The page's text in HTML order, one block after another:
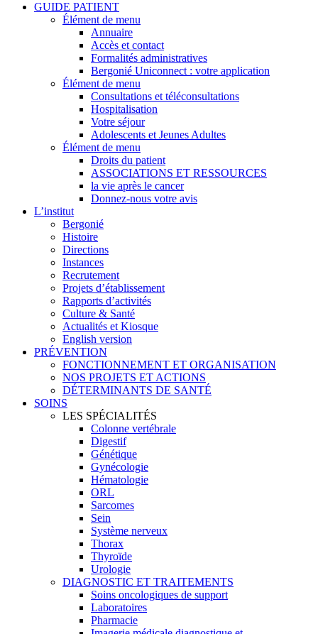
GUIDE PATIENT
Élément de menu
Annuaire
Accès et contact
Formalités administratives
Bergonié Uniconnect : votre application
Élément de menu
Consultations et téléconsultations
Hospitalisation
Votre séjour
Adolescents et Jeunes Adultes
Élément de menu
Droits du patient
ASSOCIATIONS ET RESSOURCES
la vie après le cancer
Donnez-nous votre avis
L’institut
Bergonié
Histoire
Directions
Instances
Recrutement
Projets d’établissement
Rapports d’activités
Culture & Santé
Actualités et Kiosque
English version
PRÉVENTION
FONCTIONNEMENT ET ORGANISATION
NOS PROJETS ET ACTIONS
DÉTERMINANTS DE SANTÉ
SOINS
LES SPÉCIALITÉS
Colonne vertébrale
Digestif
Génétique
Gynécologie
Hématologie
ORL
Sarcomes
Sein
Système nerveux
Thorax
Thyroïde
Urologie
DIAGNOSTIC ET TRAITEMENTS
Soins oncologiques de support
Laboratoires
Pharmacie